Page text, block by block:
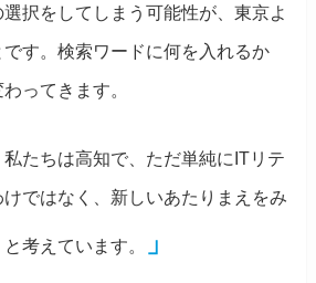
択をしてしまう可能性が、東京よ
す。検索ワードに何を入れるか
ってきます。
たちは高知で、ただ単純にITリテ
ではなく、新しいあたりまえをみ
考えています。 」